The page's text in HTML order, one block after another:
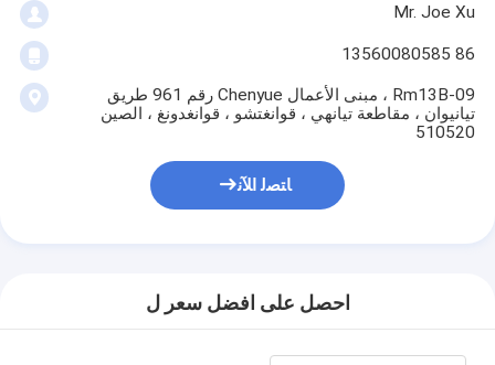
Mr. Joe Xu
86 13560080585
Rm13B-09 ، مبنى الأعمال Chenyue رقم 961 طريق
تيانيوان ، مقاطعة تيانهي ، قوانغتشو ، قوانغدونغ ، الصين
510520
ﺎﺘﺼﻟ ﺍﻶﻧ
احصل على افضل سعر ل